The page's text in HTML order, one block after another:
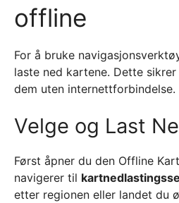
offline
For å bruke
laste ned kartene. Dette
dem uten internettforbindelse.
Velge og Last
Først åpner du den Offline
navigerer til
etter regionen eller landet du